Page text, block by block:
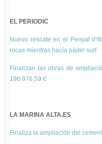
EL PERIODIC
Nuevo rescate en el Penyal
rocas mientras hacía pádel surf
Finalizan las obras de
196.976,59 €
LA MARINA ALTA.ES
Finaliza la ampliación del